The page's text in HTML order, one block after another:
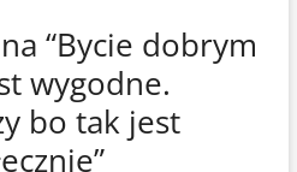
“Bycie dobrym
wygodne.
bo tak jest